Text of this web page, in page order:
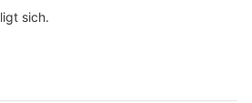
sich.